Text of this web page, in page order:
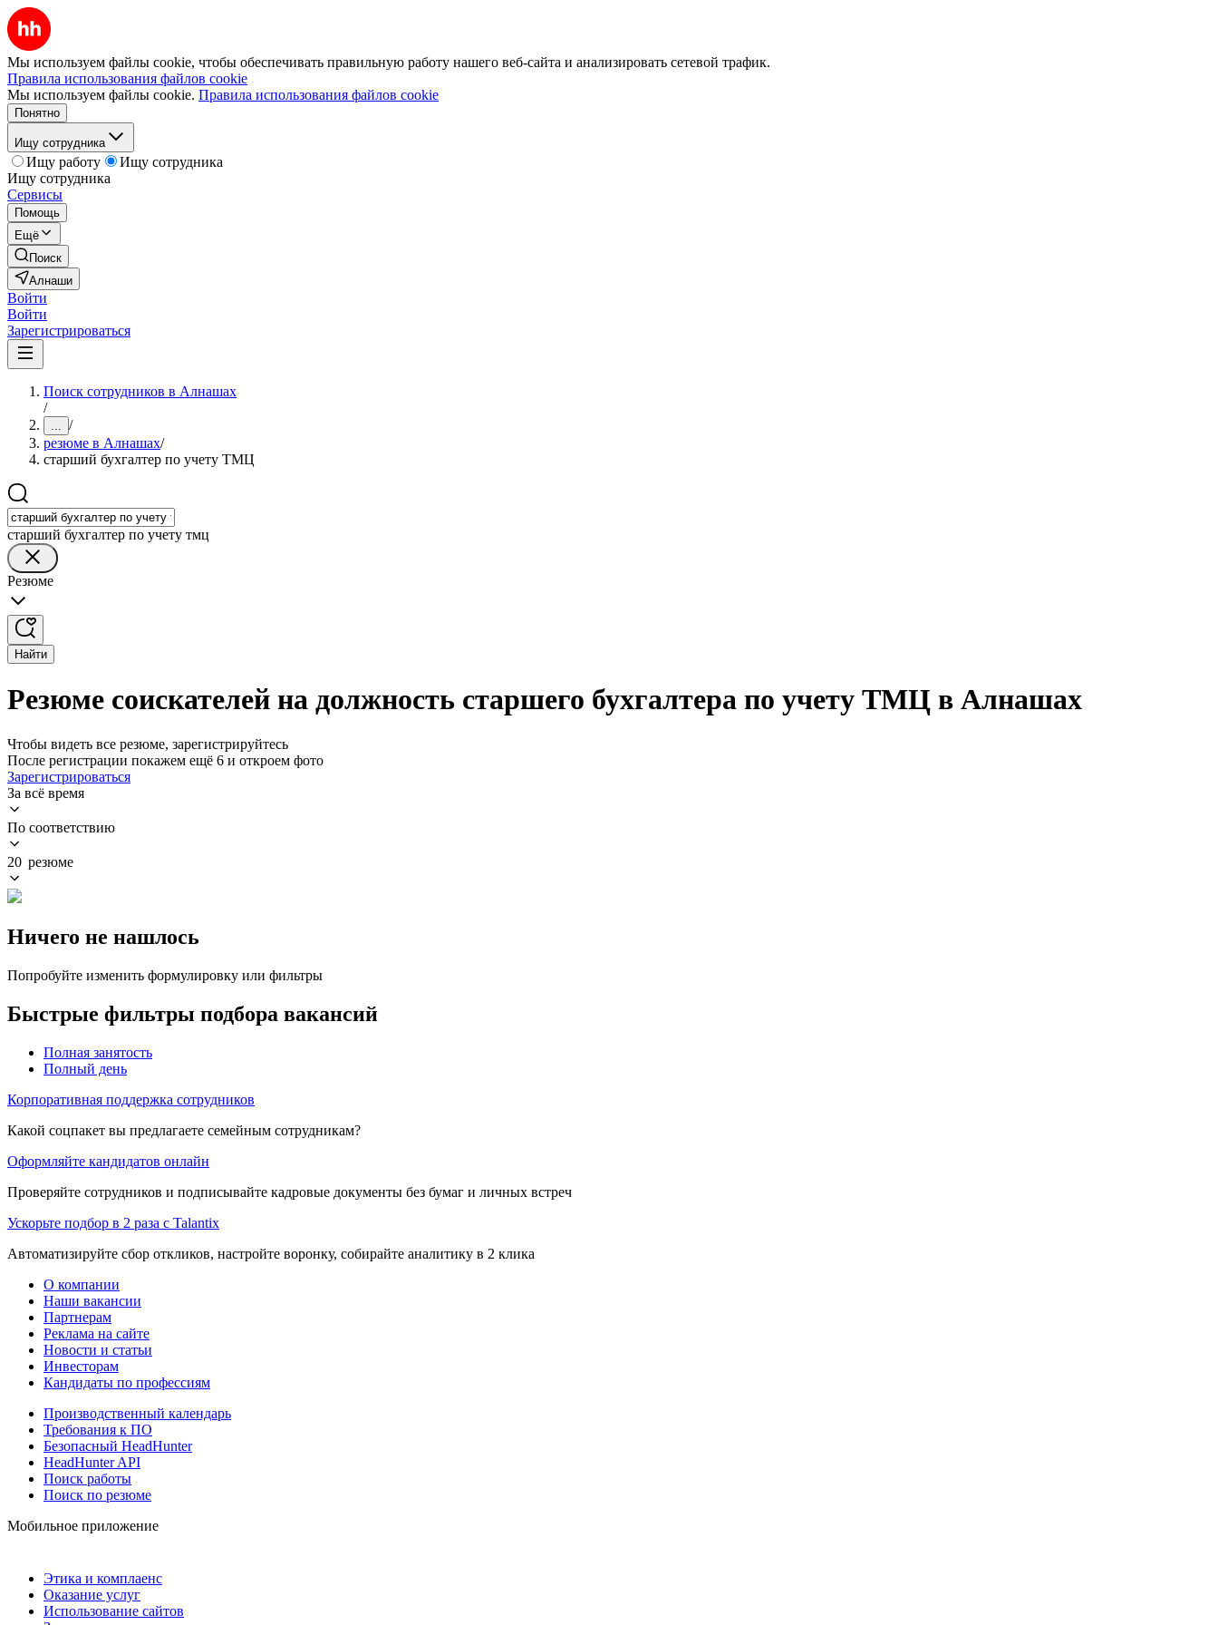
Мы используем файлы cookie, чтобы обеспечивать правильную работу нашего веб-сайта и анализировать сетевой трафик.
Правила использования файлов cookie
Мы используем файлы cookie. Правила использования файлов cookie
Понятно
Ищу сотрудника
Ищу работу
Ищу сотрудника
Ищу сотрудника
Сервисы
Помощь
Ещё
Поиск
Алнаши
Войти
Войти
Зарегистрироваться
Поиск сотрудников в Алнашах
/
... /
резюме в Алнашах/
старший бухгалтер по учету ТМЦ
старший бухгалтер по учету тмц
Резюме
Найти
Резюме соискателей на должность старшего бухгалтера по учету ТМЦ в Алнашах
Чтобы видеть все резюме, зарегистрируйтесь
После регистрации покажем ещё 6 и откроем фото
Зарегистрироваться
За всё время
По соответствию
20 резюме
Ничего не нашлось
Попробуйте изменить формулировку или фильтры
Быстрые фильтры подбора вакансий
Полная занятость
Полный день
Корпоративная поддержка сотрудников
Какой соцпакет вы предлагаете семейным сотрудникам?
Оформляйте кандидатов онлайн
Проверяйте сотрудников и подписывайте кадровые документы без бумаг и личных встреч
Ускорьте подбор в 2 раза с Talantix
Автоматизируйте сбор откликов, настройте воронку, собирайте аналитику в 2 клика
О компании
Наши вакансии
Партнерам
Реклама на сайте
Новости и статьи
Инвесторам
Кандидаты по профессиям
Производственный календарь
Требования к ПО
Безопасный HeadHunter
HeadHunter API
Поиск работы
Поиск по резюме
Мобильное приложение
Этика и комплаенс
Оказание услуг
Использование сайтов